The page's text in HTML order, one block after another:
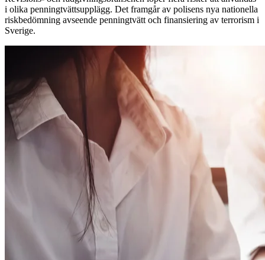
i olika penningtvättsupplägg. Det framgår av polisens nya nationella
riskbedömning avseende penningtvätt och finansiering av terrorism i
Sverige.